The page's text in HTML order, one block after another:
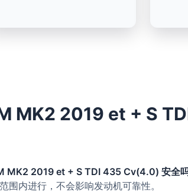
MK2 2019 et + S
MK2 2019 et + S TDI 435 Cv(4.0) 安全
围内进行，不会影响发动机可靠性。